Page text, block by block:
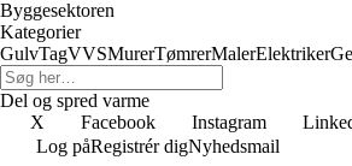
Byggesektoren
Kategorier
GulvTagVVSMurerTømrerMalerElektriker
Del og spred varme
X
Facebook Instagram
Log påRegistrér digNyhedsmail